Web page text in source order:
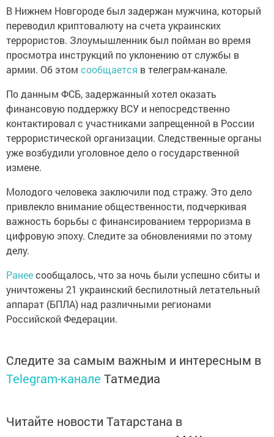
В Нижнем Новгороде был задержан мужчина, который
переводил криптовалюту на счета украинских
террористов. Злоумышленник был пойман во время
просмотра инструкций по уклонению от службы в
армии. Об этом сообщается в телеграм-канале.
По данным ФСБ, задержанный хотел оказать
финансовую поддержку ВСУ и непосредственно
контактировал с участниками запрещенной в России
террористической организации. Следственные органы
уже возбудили уголовное дело о государственной
измене.
Молодого человека заключили под стражу. Это дело
привлекло внимание общественности, подчеркивая
важность борьбы с финансированием терроризма в
цифровую эпоху. Следите за обновлениями по этому
делу.
Ранеесообщалось, что за ночь были успешно сбиты и
уничтожены 21 украинский беспилотный летательный
аппарат (БПЛА) над различными регионами
Российской Федерации.
Следите за самым важным и интересным в
Telegram-канале Татмедиа
Читайте новости Татарстана в